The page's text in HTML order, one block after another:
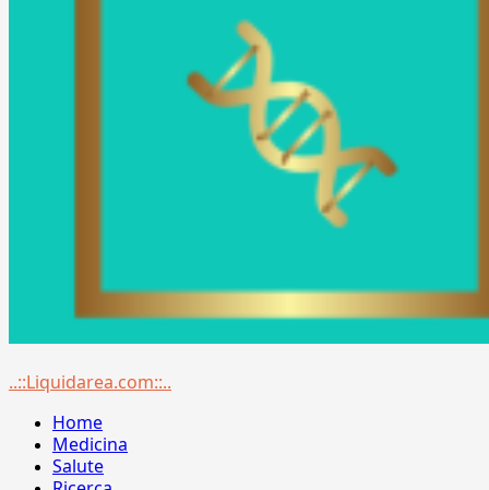
Menu
..::Liquidarea.com::..
Home
Medicina
Salute